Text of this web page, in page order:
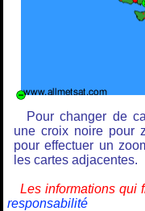
Pour changer de
une croix noire pour
pour effectuer un
les cartes adjacentes.
Les informations qui
responsabilité